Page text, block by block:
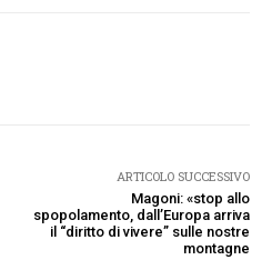
ARTICOLO SUCCESSIVO
Magoni: «stop allo
spopolamento, dall’Europa arriva
il “diritto di vivere” sulle nostre
montagne